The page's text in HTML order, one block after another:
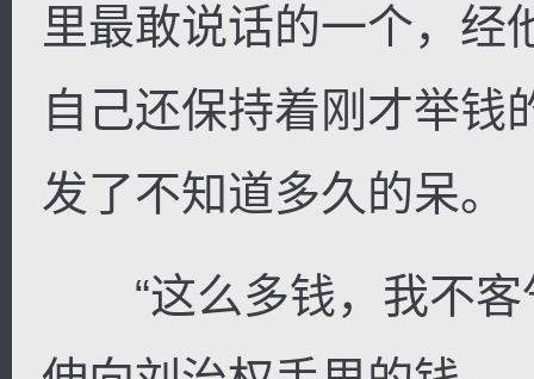
里最敢说话的一个，经
自己还保持着刚才举钱
发了不知道多久的呆。
“这么多钱，我不客